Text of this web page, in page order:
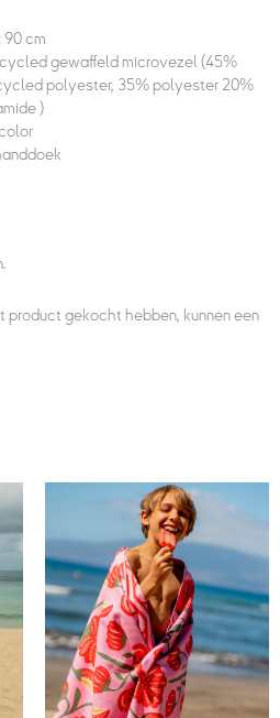
90 cm
gewaffeld microvezel (45%
polyester, 35% polyester 20%
)
product gekocht hebben, kunnen een